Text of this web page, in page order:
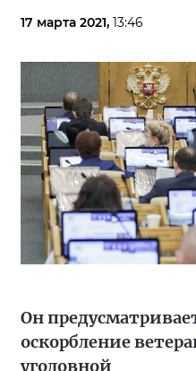
17 марта 2021, 13:46
Он
оскорбление
уголовной